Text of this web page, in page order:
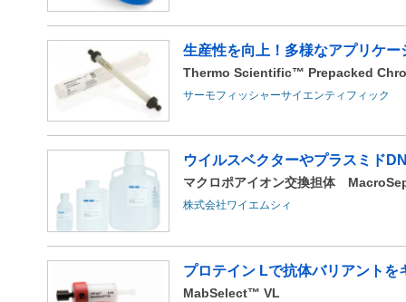
生産性を向上！多様なアプリケ
Thermo Scientific™ Prepacked
サーモフィッシャーサイエンティフィック
ウイルスベクターやプラスミド
マクロポアイオン交換担体
株式会社ワイエムシィ
プロテイン Lで抗体バリアントを
MabSelect™ VL